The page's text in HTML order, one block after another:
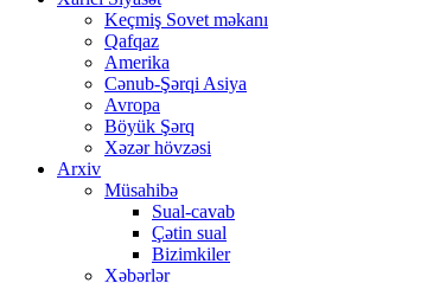
Keçmiş Sovet məkanı
Qafqaz
Amerika
Cənub-Şərqi Asiya
Avropa
Böyük Şərq
Xəzər hövzəsi
Arxiv
Müsahibə
Sual-cavab
Çətin sual
Bizimkiler
Xəbərlər